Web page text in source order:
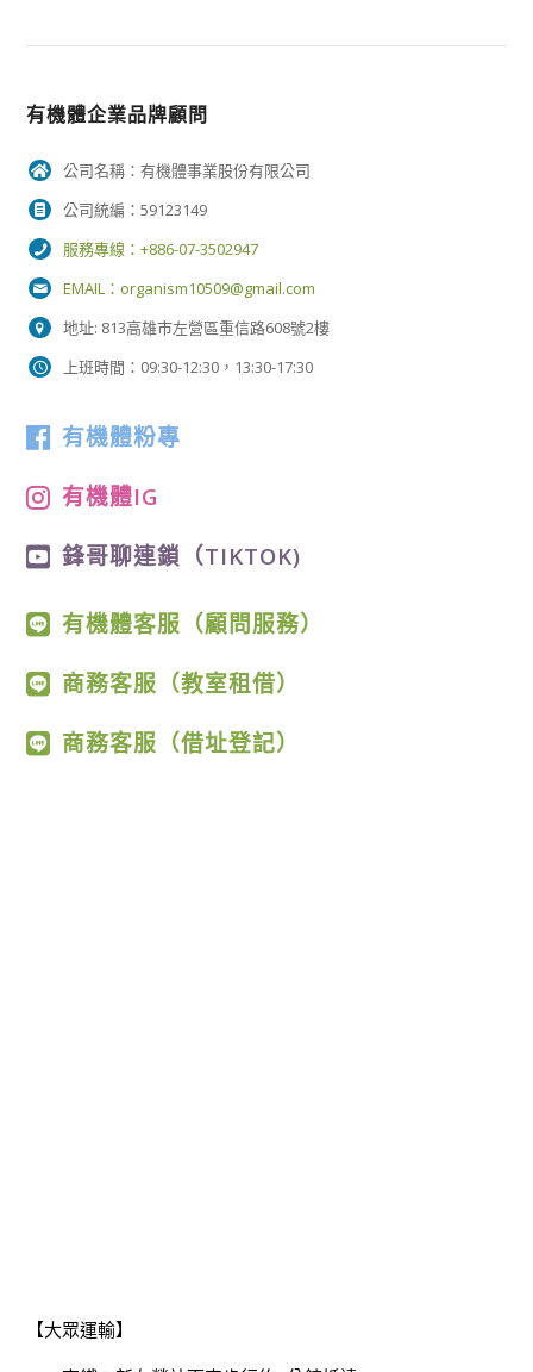
有機體企業品牌顧問
公司名稱：有機體事業股份有限公司
公司統編：59123149
服務專線：+886-07-3502947
EMAIL： organism10509@gmail.com
地址: 813高雄市左營區重信路608號2樓
上班時間：09:30-12:30，13:30-17:30
有機體粉專
有機體IG
鋒哥聊連鎖（TIKTOK)
有機體客服（顧問服務）
商務客服（教室租借）
商務客服（借址登記）
【大眾運輸】